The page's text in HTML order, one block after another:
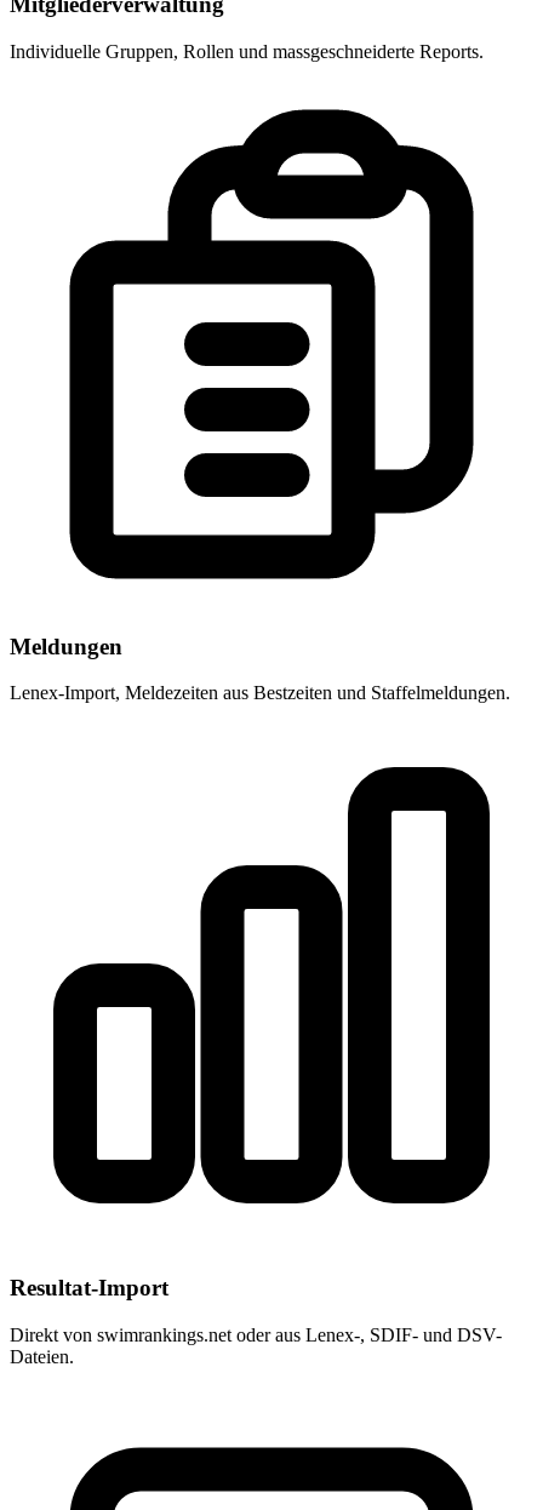
Individuelle Gruppen, Rollen und massgeschneiderte Reports.
Meldungen
Lenex-Import, Meldezeiten aus Bestzeiten und Staffelmeldungen.
Resultat-Import
Direkt von swimrankings.net oder aus Lenex-, SDIF- und DSV-
Dateien.